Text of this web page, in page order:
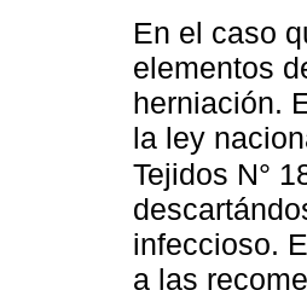
En el caso
elementos
herniación.
la ley
Tejidos N°
infeccioso.
a las